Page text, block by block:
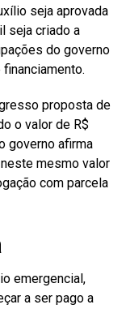
seja aprovada
seja criado a
do governo
proposta de
o valor de R$
governo afirma
mesmo valor
com parcela
emergencial,
a ser pago a